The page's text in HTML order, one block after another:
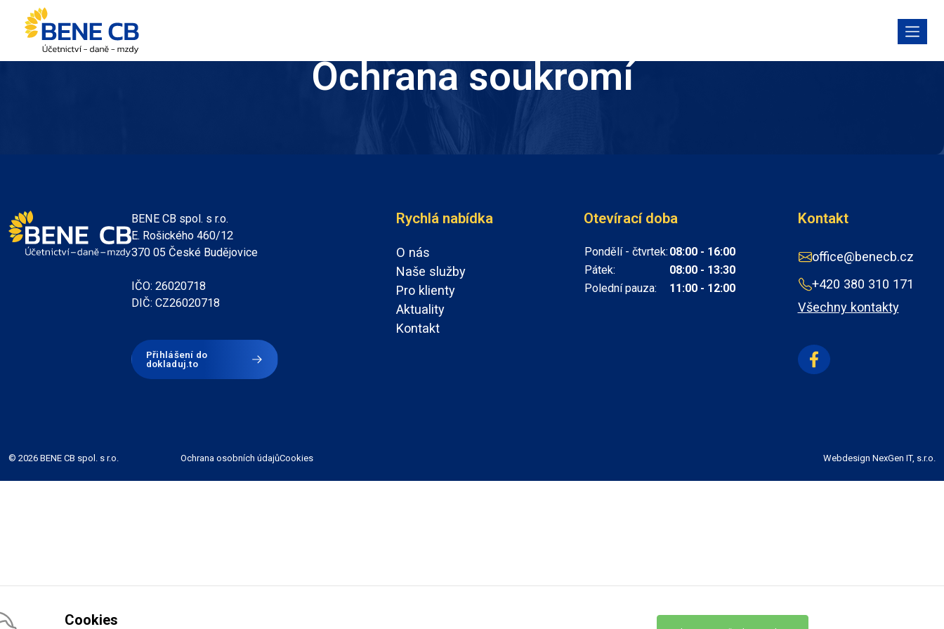
Ochrana soukromí
BENE CB spol. s r.o.
E. Rošického 460/12
370 05 České Budějovice
IČO: 26020718
DIČ: CZ26020718
Přihlášení do
dokladuj.to
Rychlá nabídka
O nás
Naše služby
Pro klienty
Aktuality
Kontakt
Otevírací doba
Pondělí - čtvrtek: 08:00 - 16:00
Pátek:
08:00 - 13:30
Polední pauza:
11:00 - 12:00
Kontakt
office@benecb.cz
+420 380 310 171
Všechny kontakty
© 2026 BENE CB spol. s r.o. Ochrana osobních údajůCookies Webdesign NexGen IT, s.r.o.
Cookies